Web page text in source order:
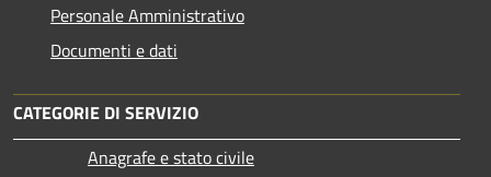
Personale Amministrativo
Documenti e dati
CATEGORIE DI SERVIZIO
Anagrafe e stato civile